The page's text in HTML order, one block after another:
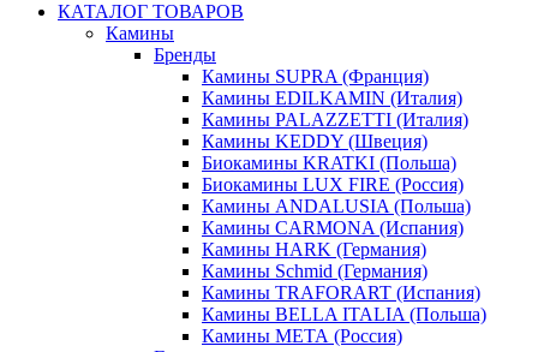
КАТАЛОГ ТОВАРОВ
Камины
Бренды
Камины SUPRA (Франция)
Камины EDILKAMIN (Италия)
Камины PALAZZETTI (Италия)
Камины KEDDY (Швеция)
Биокамины KRATKI (Польша)
Биокамины LUX FIRE (Россия)
Камины ANDALUSIA (Польша)
Камины CARMONA (Испания)
Камины HARK (Германия)
Камины Schmid (Германия)
Камины TRAFORART (Испания)
Камины BELLA ITALIA (Польша)
Камины МЕТА (Россия)